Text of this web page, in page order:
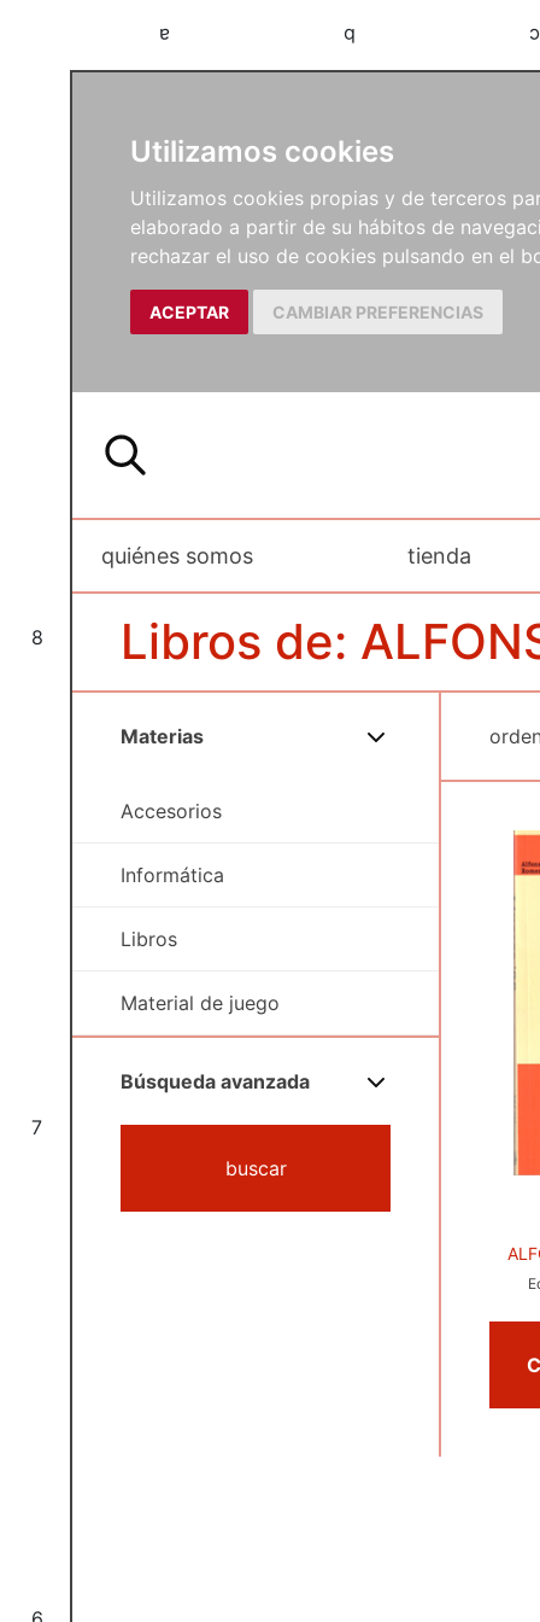
Utilizamos cookies
Utilizamos cookies propias y de terceros
elaborado a partir de su hábitos de
rechazar el uso de cookies pulsando en el
ACEPTAR CAMBIAR PREFERENCIAS
a b c
8
7
quiénes somos tienda
Libros de:
Materias
Accesorios
Informática
Libros
Material de juego
Búsqueda avanzada
buscar